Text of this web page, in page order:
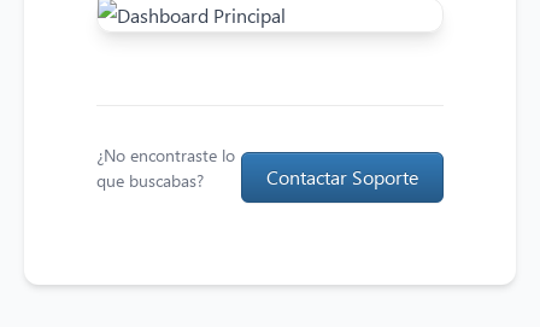
¿No encontraste lo
que buscabas?
Contactar Soporte